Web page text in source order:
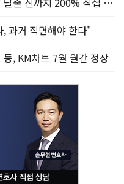
과거 직면해야 한다"
등, KM차트 7월 월간 정상